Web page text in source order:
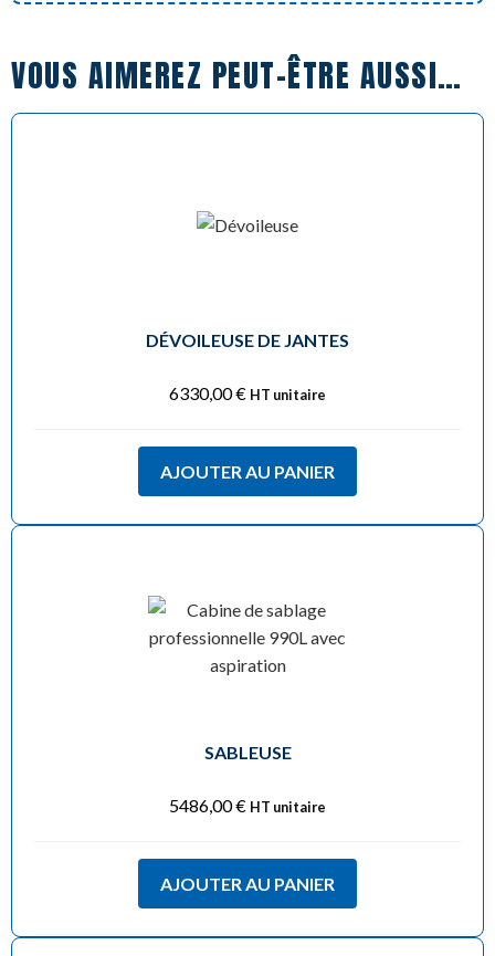
VOUS AIMEREZ PEUT-ÊTRE AUSSI…
DÉVOILEUSE DE JANTES
6330,00€ HT unitaire
AJOUTER AU PANIER
SABLEUSE
5486,00€ HT unitaire
AJOUTER AU PANIER